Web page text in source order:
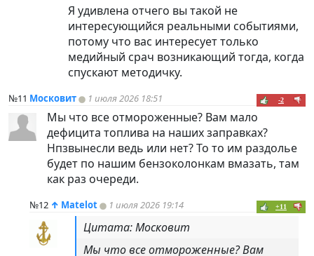
Я удивлена отчего вы такой не
интересующийся реальными событиями,
потому что вас интересует только
медийный срач возникающий тогда, когда
спускают методичку.
№11 Московит 1 июля 2026 18:51 -2
Мы что все отмороженные? Вам мало
дефицита топлива на наших заправках?
Нпзвынесли ведь или нет? То то им раздолье
будет по нашим бензоколонкам вмазать, там
как раз очереди.
№12 ↑ Matelot 1 июля 2026 19:14 +11
Цитата: Московит
Мы что все отмороженные? Вам